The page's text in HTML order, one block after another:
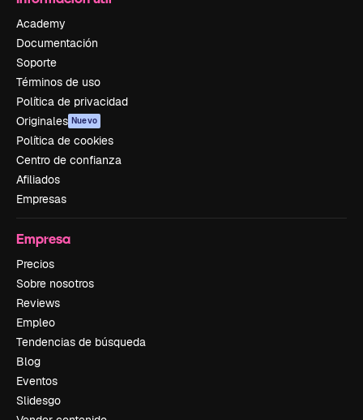
Academy
Documentación
Soporte
Términos de uso
Política de privacidad
Originales Nuevo
Política de cookies
Centro de confianza
Afiliados
Empresas
Empresa
Precios
Sobre nosotros
Reviews
Empleo
Tendencias de búsqueda
Blog
Eventos
Slidesgo